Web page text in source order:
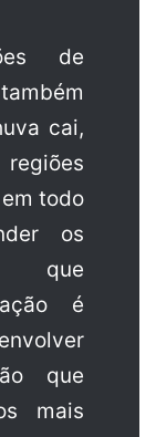
de
cai,
regiões
todo
os
que
é
que
mais